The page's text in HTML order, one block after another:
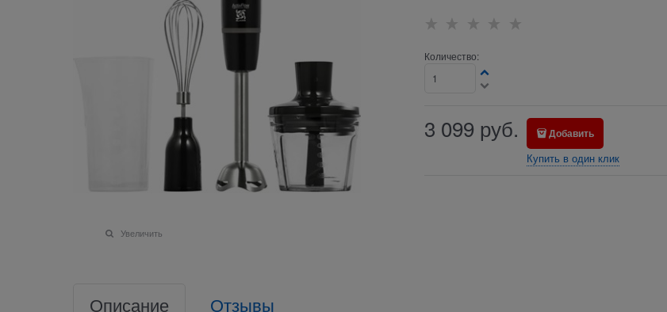
Увеличить
Количество:
3 099 руб. Добавить
Купить в один клик
Описание Отзывы